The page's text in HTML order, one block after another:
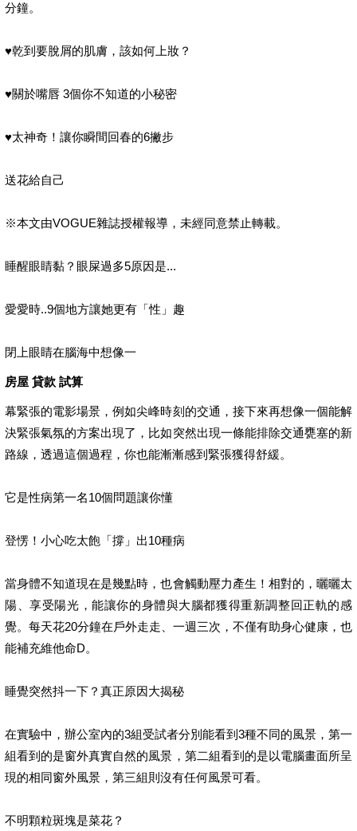
分鐘。
♥乾到要脫屑的肌膚，該如何上妝？
♥關於嘴唇 3個你不知道的小秘密
♥太神奇！讓你瞬間回春的6撇步
送花給自己
※本文由VOGUE雜誌授權報導，未經同意禁止轉載。
睡醒眼睛黏？眼屎過多5原因是...
愛愛時..9個地方讓她更有「性」趣
閉上眼睛在腦海中想像一
房屋 貸款 試算
幕緊張的電影場景，例如尖峰時刻的交通，接下來再想像一個能解
決緊張氣氛的方案出現了，比如突然出現一條能排除交通甕塞的新
路線，透過這個過程，你也能漸漸感到緊張獲得舒緩。
它是性病第一名10個問題讓你懂
登愣！小心吃太飽「撐」出10種病
當身體不知道現在是幾點時，也會觸動壓力產生！相對的，曬曬太
陽、享受陽光，能讓你的身體與大腦都獲得重新調整回正軌的感
覺。每天花20分鐘在戶外走走、一週三次，不僅有助身心健康，也
能補充維他命D。
睡覺突然抖一下？真正原因大揭秘
在實驗中，辦公室內的3組受試者分別能看到3種不同的風景，第一
組看到的是窗外真實自然的風景，第二組看到的是以電腦畫面所呈
現的相同窗外風景，第三組則沒有任何風景可看。
不明顆粒斑塊是菜花？